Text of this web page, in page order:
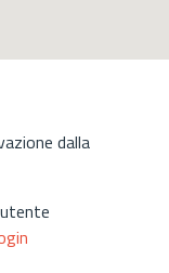
dalla